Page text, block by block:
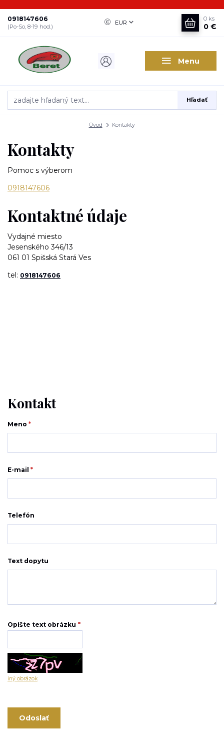
Menu
EUR
Hľadať
0918147606
(Po-So, 8-19 hod.)
0 ks
0 €
Úvod Kontakty
Kontakty
Pomoc s výberom
0918147606
Kontaktné údaje
Vydajné miesto
Jesenského 346/13
061 01 Spišská Stará Ves
tel: 0918147606
Kontakt
Meno *
E-mail *
Telefón
Text dopytu
Opíšte text obrázku *
iný obrázok